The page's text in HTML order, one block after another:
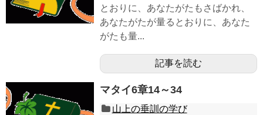
とおりに、あなたがたもさばかれ、
あなたがたが量るとおりに、あなた
がたも量...
記事を読む
マタイ6章14～34
山上の垂訓の学び